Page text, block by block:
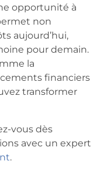
opportunité à
non
aujourd’hui,
pour demain.
la
financiers
transformer
vous dès
avec un expert
.